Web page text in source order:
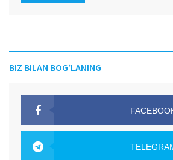
BIZ BILAN BOG‘LANING